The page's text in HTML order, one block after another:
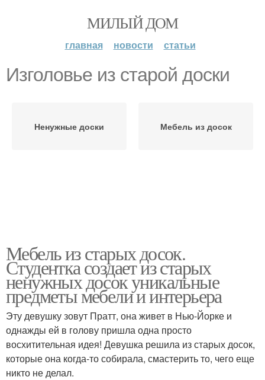
МИЛЫЙ ДОМ
главная новости статьи
Изголовье из старой доски
Ненужные доски Мебель из досок
Мебель из старых досок.
Студентка создает из старых
ненужных досок уникальные
предметы мебели и интерьера
Эту девушку зовут Пратт, она живет в Нью-Йорке и
однажды ей в голову пришла одна просто
восхитительная идея! Девушка решила из старых досок,
которые она когда-то собирала, смастерить то, чего еще
никто не делал.